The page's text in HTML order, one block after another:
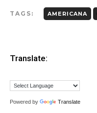
TAGS: AMERICANA
Translate:
Powered by Translate